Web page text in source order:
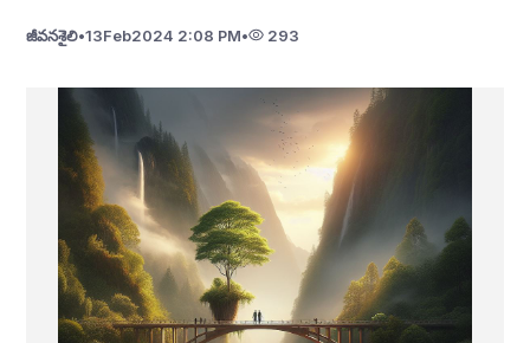
జీవనశైలి•13Feb2024 2:08 PM• 293